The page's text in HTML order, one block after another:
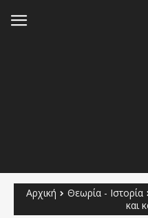
Αρχική Θεωρία - Ιστορία
και